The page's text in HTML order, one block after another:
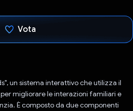
Vota
un sistema interattivo che utilizza il
migliorare le interazioni familiari e
È composto da due componenti